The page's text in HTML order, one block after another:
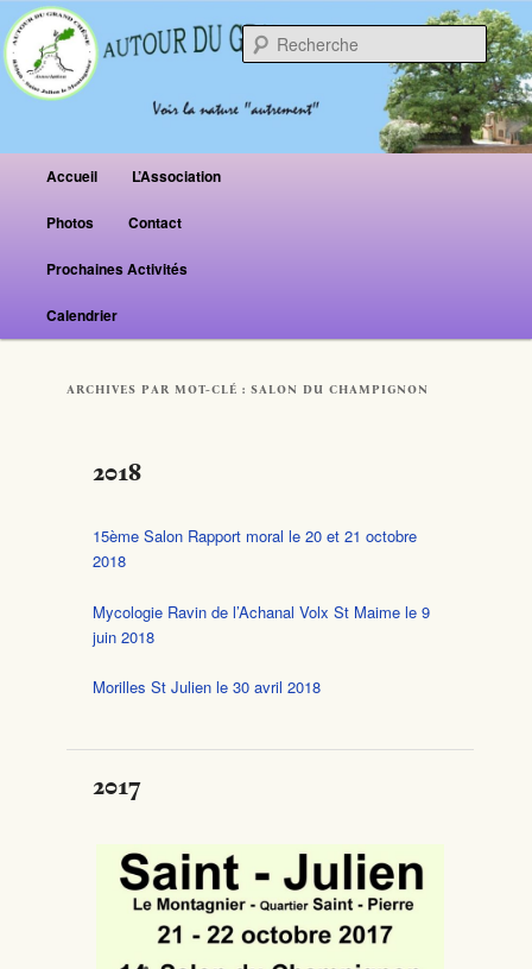
Menu principal
Aller au contenu principal
Aller au contenu secondaire
Accueil L’Association
Photos Contact
Prochaines Activités
Calendrier
ARCHIVES PAR MOT-CLÉ :SALON DU CHAMPIGNON
2018
15ème Salon Rapport moral le 20 et 21 octobre
2018
Mycologie Ravin de l’Achanal Volx St Maime le 9
juin 2018
Morilles St Julien le 30 avril 2018
2017